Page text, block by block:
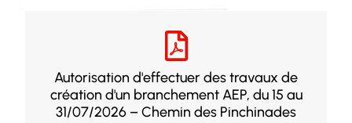
Autorisation d'effectuer des travaux de
création d'un branchement AEP, du 15 au
31/07/2026 – Chemin des Pinchinades